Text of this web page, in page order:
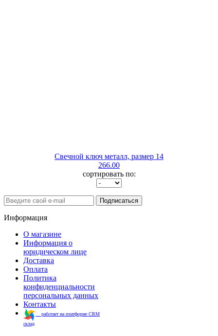
Свечной ключ металл, размер 14
266.00
сортировать по:
Подписаться
Информация
О магазине
Информация о
юридическом лице
Доставка
Оплата
Политика
конфиденциальности
персональных данных
Контакты
работает на платформе CRM
склад